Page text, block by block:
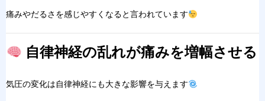
痛みやだるさを感じやすくなる と言われています
自律神経の乱れが痛みを増幅させる
気圧の変化は自律神経にも大きな影響を与えます